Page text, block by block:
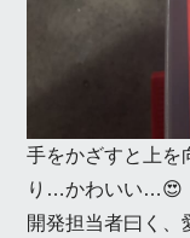
手をかざすと上を
り…かわいい…😍
開発担当者曰く、